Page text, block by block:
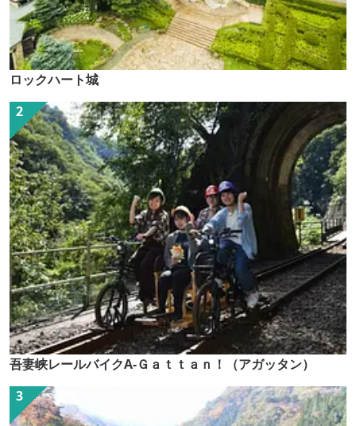
ロックハート城
吾妻峡レールバイクA-Ｇａｔｔａｎ！（アガッタン）